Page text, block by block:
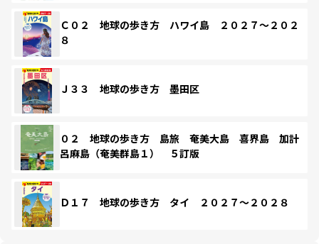
Ｃ０２ 地球の歩き方 ハワイ島 ２０２７～２０２
８
Ｊ３３ 地球の歩き方 墨田区
０２ 地球の歩き方 島旅 奄美大島 喜界島 加計
呂麻島（奄美群島１） ５訂版
Ｄ１７ 地球の歩き方 タイ ２０２７～２０２８